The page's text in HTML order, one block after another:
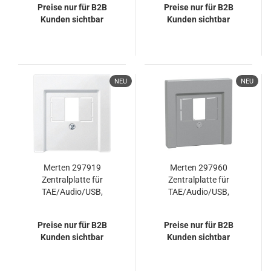
Preise nur für B2B
Kunden sichtbar
Preise nur für B2B
Kunden sichtbar
NEU
Merten 297919
Zentralplatte für
TAE/Audio/USB,
Preise nur für B2B
Kunden sichtbar
NEU
Merten 297960
Zentralplatte für
TAE/Audio/USB,
Preise nur für B2B
Kunden sichtbar